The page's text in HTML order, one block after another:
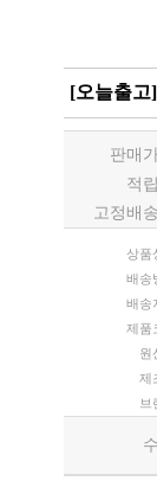
[오늘출고
판매
적
고정배
상품
배송
배송
제품
원
제
브